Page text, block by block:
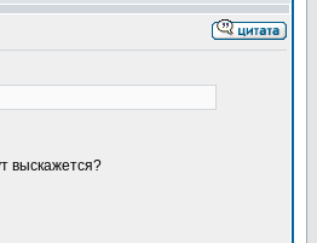
выскажется?